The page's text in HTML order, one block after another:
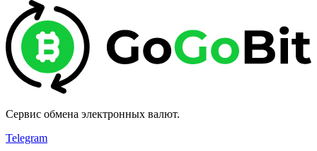
Сервис обмена электронных валют.
Telegram